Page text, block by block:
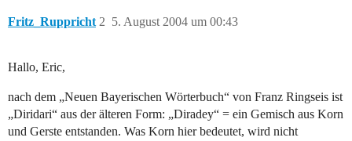
Fritz_Ruppricht 5. August 2004 um 00:43
2
Hallo, Eric,
nach dem „Neuen Bayerischen Wörterbuch“ von Franz Ringseis ist
„Diridari“ aus der älteren Form: „Diradey“ = ein Gemisch aus Korn
und Gerste entstanden. Was Korn hier bedeutet, wird nicht